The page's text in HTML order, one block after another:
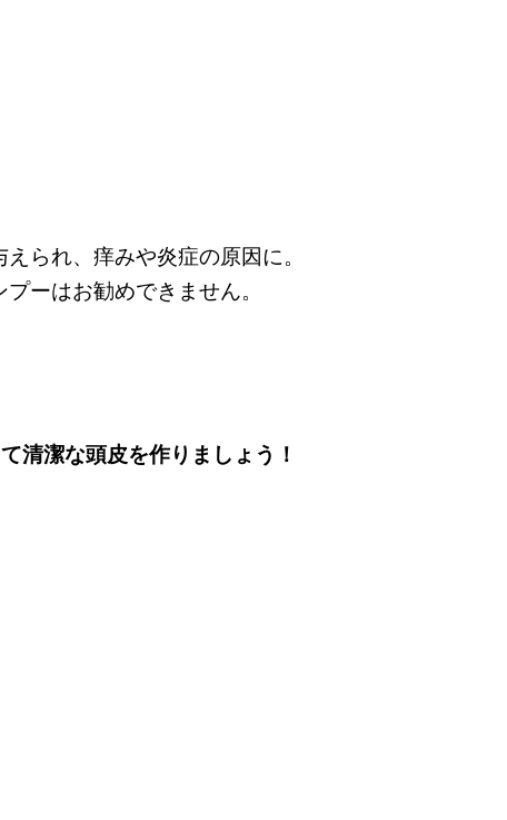
られ、痒みや炎症の原因に。
ーはお勧めできません。
清潔な頭皮を作りましょう！